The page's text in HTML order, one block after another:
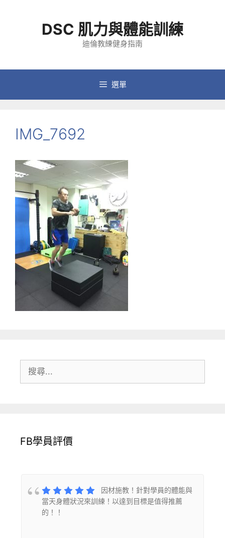
容
DSC 肌力與體能訓練
迪倫教練健身指南
選單
IMG_7692
尋:
FB學員評價
因材施教！針對學員的體能與
當天身體狀況來訓練！以達到目標是值得推薦
的！！